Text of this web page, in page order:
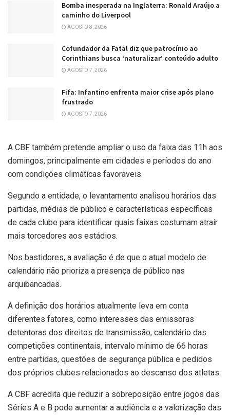
Bomba inesperada na Inglaterra: Ronald Araújo a
caminho do Liverpool
AGOSTO 8, 2026
Cofundador da Fatal diz que patrocínio ao
Corinthians busca ‘naturalizar’ conteúdo adulto
AGOSTO 7, 2026
Fifa: Infantino enfrenta maior crise após plano
frustrado
AGOSTO 7, 2026
A CBF também pretende ampliar o uso da faixa das 11h aos
domingos, principalmente em cidades e períodos do ano
com condições climáticas favoráveis.
Segundo a entidade, o levantamento analisou horários das
partidas, médias de público e características específicas
de cada clube para identificar quais faixas costumam atrair
mais torcedores aos estádios.
Nos bastidores, a avaliação é de que o atual modelo de
calendário não prioriza a presença de público nas
arquibancadas.
A definição dos horários atualmente leva em conta
diferentes fatores, como interesses das emissoras
detentoras dos direitos de transmissão, calendário das
competições continentais, intervalo mínimo de 66 horas
entre partidas, questões de segurança pública e pedidos
dos próprios clubes relacionados ao descanso dos atletas.
A CBF acredita que reduzir a sobreposição entre jogos das
Séries A e B pode aumentar a audiência e a valorização das